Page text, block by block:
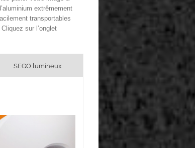
extrêmement
transportables
sur l’onglet
SEGO lumineux